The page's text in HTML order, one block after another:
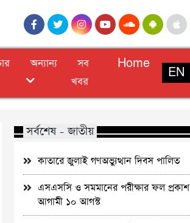
অন্যান্য
সব
খবর
Home
EN
সর্বশেষ - জাতীয়
কাতারে জুলাই গণঅভ্যুত্থান দিবস পালিত
এসএসসি ও সমমানের পরীক্ষার ফল প্রকাশ
আগামী ১০ আগস্ট